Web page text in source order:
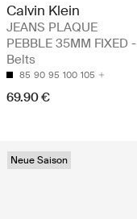
Calvin Klein
JEANS PLAQUE
PEBBLE 35MM FIXED -
Belts
85 90 95 100 105
69.90 €
Neue Saison